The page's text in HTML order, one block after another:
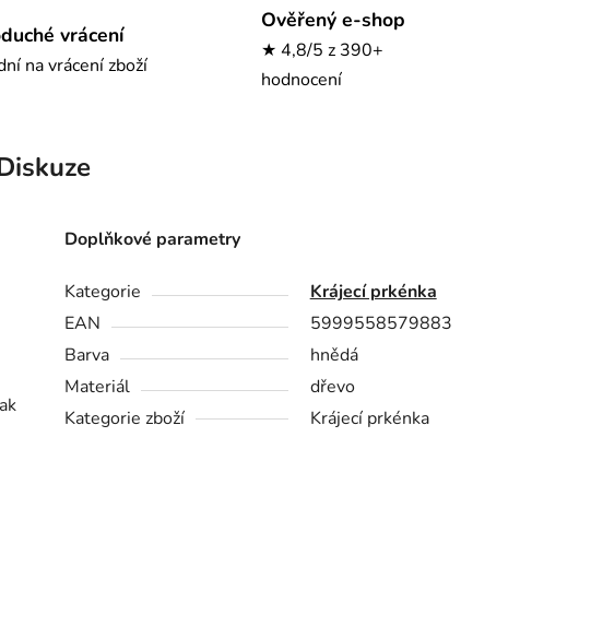
vrácení
na vrácení zboží
Ověřený e-shop
★ 4,8/5 z 390+
hodnocení
Doplňkové parametry
Kategorie
Krájecí prkénka
EAN
5999558579883
Barva
hnědá
Materiál
dřevo
Kategorie zboží
Krájecí prkénka